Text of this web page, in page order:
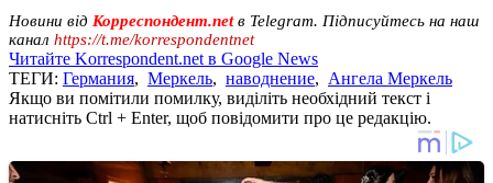
Новини від Корреспондент.netв Telegram. Підписуйтесь на наш
канал https://t.me/korrespondentnet
Читайте Korrespondent.net в Google News
ТЕГИ: Германия, Меркель, наводнение, Ангела Меркель
Якщо ви помітили помилку, виділіть необхідний текст і
натисніть Ctrl + Enter, щоб повідомити про це редакцію.